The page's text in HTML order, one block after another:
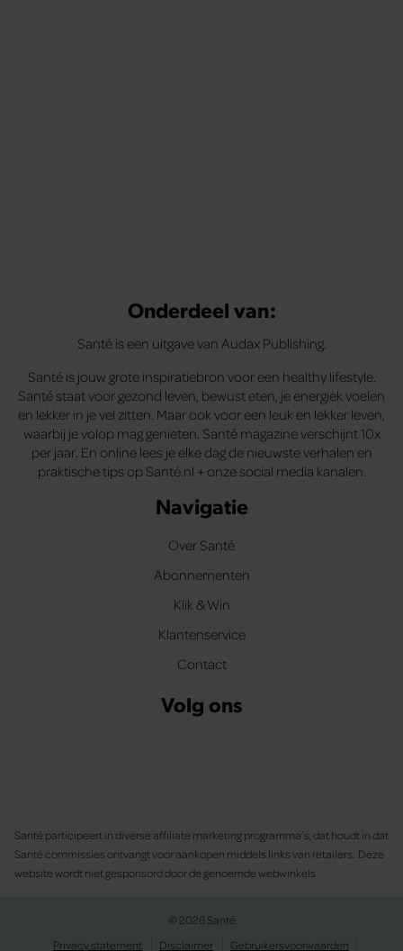
Onderdeel van:
Santé is een uitgave van Audax Publishing.
Santé is jouw grote inspiratiebron voor een healthy lifestyle.
Santé staat voor gezond leven, bewust eten, je energiek voelen
en lekker in je vel zitten. Maar ook voor een leuk en lekker leven,
waarbij je volop mag genieten. Santé magazine verschijnt 10x
per jaar. En online lees je elke dag de nieuwste verhalen en
praktische tips op Santé.nl + onze social media kanalen.
Navigatie
Over Santé
Abonnementen
Klik & Win
Klantenservice
Contact
Volg ons
Santé participeert in diverse affiliate marketing programma’s, dat houdt in dat
Santé commissies ontvangt voor aankopen middels links van retailers. Deze
website wordt niet gesponsord door de genoemde webwinkels.
© 2026 Santé
Privacy statement
Disclaimer Gebruikersvoorwaarden